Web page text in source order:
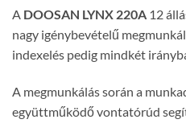
A DOOSAN LYNX 220A 12
nagy igénybevételű
indexelés pedig mindkét
A megmunkálás során a
együttműködő vontatórúd